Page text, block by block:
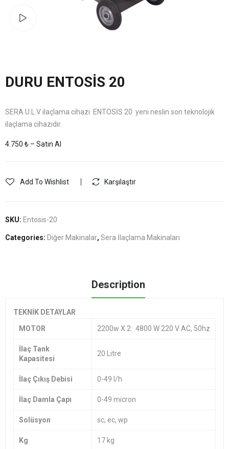
DURU ENTOSİS 20
SERA U.L.V ilaçlama cihazı ENTOSİS 20 yeni neslin son teknolojik
ilaçlama cihazıdır.
4.750 ₺ – Satın Al
Add To Wishlist Karşılaştır
SKU: Entosis-20
Categories: Diğer Makinalar, Sera İlaçlama Makinaları
Description
TEKNİK DETAYLAR
MOTOR
2200w X 2: 4800 W 220 V AC, 50hz
İlaç Tank
Kapasitesi
20 Litre
İlaç Çıkış Debisi 0-49 l/h
İlaç Damla Çapı 0-49 micron
Solüsyon sc, ec, wp
Kg 17 kg